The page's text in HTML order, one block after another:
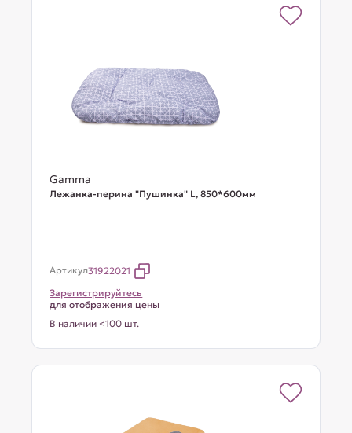
Gamma
Лежанка-перина "Пушинка" L, 850*600мм
Артикул31922021
Зарегистрируйтесь
для отображения цены
В наличии <100 шт.